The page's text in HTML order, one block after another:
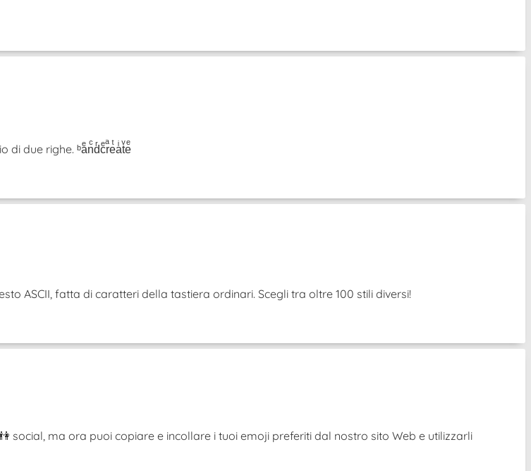
di due righe. ᵇaͤnͨdͬcͤrͣeͭaͥtͮeͤ
ASCII, fatta di caratteri della tastiera ordinari. Scegli tra oltre 100 stili diversi!
social, ma ora puoi copiare e incollare i tuoi emoji preferiti dal nostro sito Web e utilizzarli